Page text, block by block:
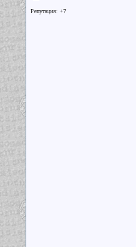
Репутация: +7